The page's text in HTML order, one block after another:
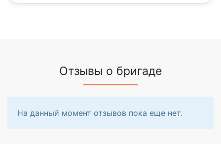
Отзывы о бригаде
На данный момент отзывов пока еще нет.